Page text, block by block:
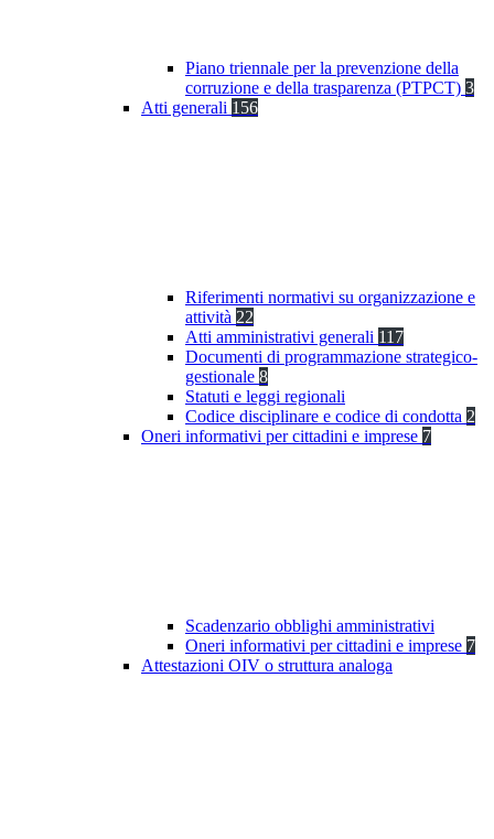
Piano triennale per la prevenzione della
corruzione e della trasparenza (PTPCT) 3
Atti generali 156
Riferimenti normativi su organizzazione e
attività 22
Atti amministrativi generali 117
Documenti di programmazione strategico-
gestionale 8
Statuti e leggi regionali
Codice disciplinare e codice di condotta 2
Oneri informativi per cittadini e imprese 7
Scadenzario obblighi amministrativi
Oneri informativi per cittadini e imprese 7
Attestazioni OIV o struttura analoga